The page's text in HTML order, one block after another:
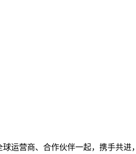
运营商、合作伙伴一起，携手共